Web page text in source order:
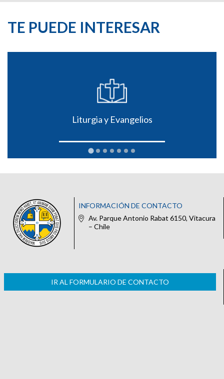
TE PUEDE INTERESAR
Liturgia y Evangelios
INFORMACIÓN DE CONTACTO
Av. Parque Antonio Rabat 6150, Vitacura
– Chile
IR AL FORMULARIO DE CONTACTO